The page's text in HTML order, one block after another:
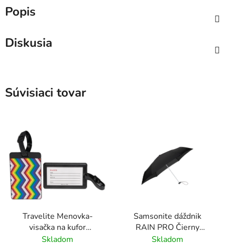
Popis
Diskusia
Súvisiaci tovar
Travelite Menovka-
visačka na kufor
Multicolor Waves
Skladom
Samsonite dáždnik
RAIN PRO Čierny
skladací manuálny
Skladom